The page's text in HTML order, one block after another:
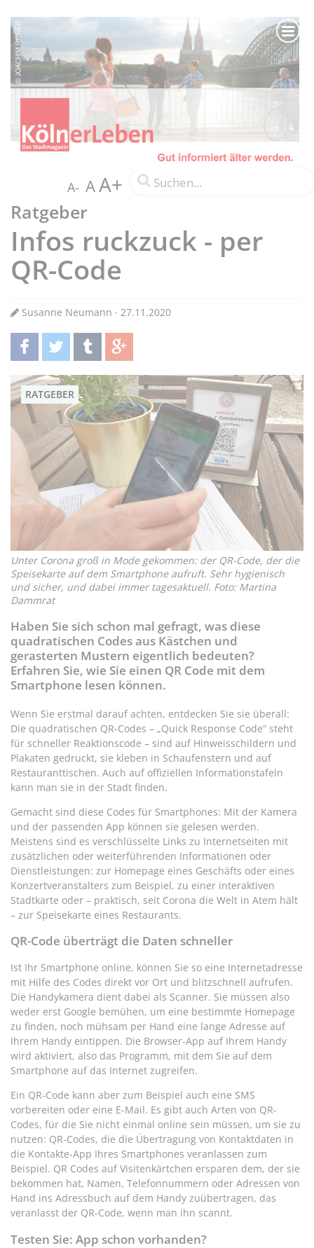
A- AA+
Ratgeber
Infos ruckzuck - per
QR-Code
Susanne Neumann · 27.11.2020
teilentwittern teilen teilen
RATGEBER
Unter Corona groß in Mode gekommen: der QR-Code, der die
Speisekarte auf dem Smartphone aufruft. Sehr hygienisch
und sicher, und dabei immer tagesaktuell. Foto: Martina
Dammrat
Haben Sie sich schon mal gefragt, was diese
quadratischen Codes aus Kästchen und
gerasterten Mustern eigentlich bedeuten?
Erfahren Sie, wie Sie einen QR Code mit dem
Smartphone lesen können.
Wenn Sie erstmal darauf achten, entdecken Sie sie überall:
Die quadratischen QR-Codes – „Quick Response Code“ steht
für schneller Reaktionscode – sind auf Hinweisschildern und
Plakaten gedruckt, sie kleben in Schaufenstern und auf
Restauranttischen. Auch auf offiziellen Informationstafeln
kann man sie in der Stadt finden.
Gemacht sind diese Codes für Smartphones: Mit der Kamera
und der passenden App können sie gelesen werden.
Meistens sind es verschlüsselte Links zu Internetseiten mit
zusätzlichen oder weiterführenden Informationen oder
Dienstleistungen: zur Homepage eines Geschäfts oder eines
Konzertveranstalters zum Beispiel, zu einer interaktiven
Stadtkarte oder – praktisch, seit Corona die Welt in Atem hält
– zur Speisekarte eines Restaurants.
QR-Code überträgt die Daten schneller
Ist Ihr Smartphone online, können Sie so eine Internetadresse
mit Hilfe des Codes direkt vor Ort und blitzschnell aufrufen.
Die Handykamera dient dabei als Scanner. Sie müssen also
weder erst Google bemühen, um eine bestimmte Homepage
zu finden, noch mühsam per Hand eine lange Adresse auf
Ihrem Handy eintippen. Die Browser-App auf Ihrem Handy
wird aktiviert, also das Programm, mit dem Sie auf dem
Smartphone auf das Internet zugreifen.
Ein QR-Code kann aber zum Beispiel auch eine SMS
vorbereiten oder eine E-Mail. Es gibt auch Arten von QR-
Codes, für die Sie nicht einmal online sein müssen, um sie zu
nutzen: QR-Codes, die die Übertragung von Kontaktdaten in
die Kontakte-App Ihres Smartphones veranlassen zum
Beispiel. QR Codes auf Visitenkärtchen ersparen dem, der sie
bekommen hat, Namen, Telefonnummern oder Adressen von
Hand ins Adressbuch auf dem Handy zuübertragen, das
veranlasst der QR-Code, wenn man ihn scannt.
Testen Sie: App schon vorhanden?